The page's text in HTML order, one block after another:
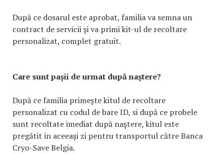
După ce dosarul este aprobat, familia va semna un
contract de servicii şi va primi kit-ul de recoltare
personalizat, complet gratuit.
Care sunt pașii de urmat după naştere?
După ce familia primește kitul de recoltare
personalizat cu codul de bare ID, si după ce probele
sunt recoltate imediat după naştere, kitul este
pregătit in aceeaşi zi pentru transportul către Banca
Cryo-Save Belgia.